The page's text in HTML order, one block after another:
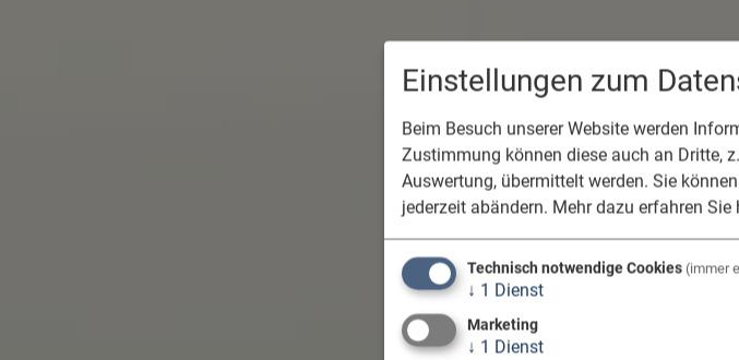
Einstellungen zum
Beim Besuch unserer Website werden
Zustimmung können diese auch an Dritte,
Auswertung, übermittelt werden. Sie
jederzeit abändern. Mehr dazu erfahren Sie
Technisch notwendige Cookies (immer
↓ 1 Dienst
Marketing
↓ 1 Dienst